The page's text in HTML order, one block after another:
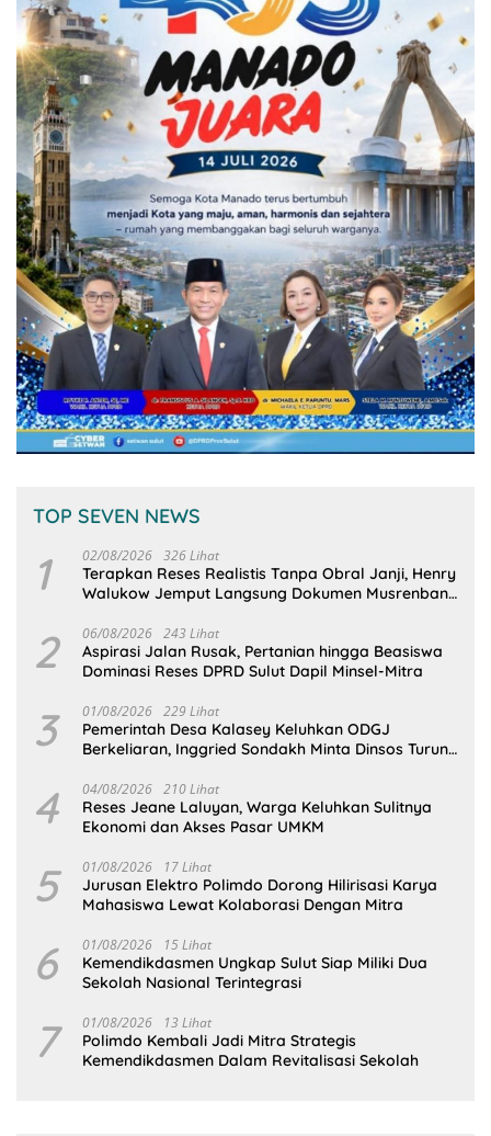
TOP SEVEN NEWS
1 02/08/2026 326 Lihat
Terapkan Reses Realistis Tanpa Obral Janji, Henry
Walukow Jemput Langsung Dokumen Musrenbang
2 06/08/2026 243 Lihat
Aspirasi Jalan Rusak, Pertanian hingga Beasiswa
Dominasi Reses DPRD Sulut Dapil Minsel-Mitra
3 01/08/2026 229 Lihat
Pemerintah Desa Kalasey Keluhkan ODGJ
Berkeliaran, Inggried Sondakh Minta Dinsos Turun
4 04/08/2026 210 Lihat
Reses Jeane Laluyan, Warga Keluhkan Sulitnya
Ekonomi dan Akses Pasar UMKM
5 01/08/2026 17 Lihat
Jurusan Elektro Polimdo Dorong Hilirisasi Karya
Mahasiswa Lewat Kolaborasi Dengan Mitra
6 01/08/2026 15 Lihat
Kemendikdasmen Ungkap Sulut Siap Miliki Dua
Sekolah Nasional Terintegrasi
7 01/08/2026 13 Lihat
Polimdo Kembali Jadi Mitra Strategis
Kemendikdasmen Dalam Revitalisasi Sekolah